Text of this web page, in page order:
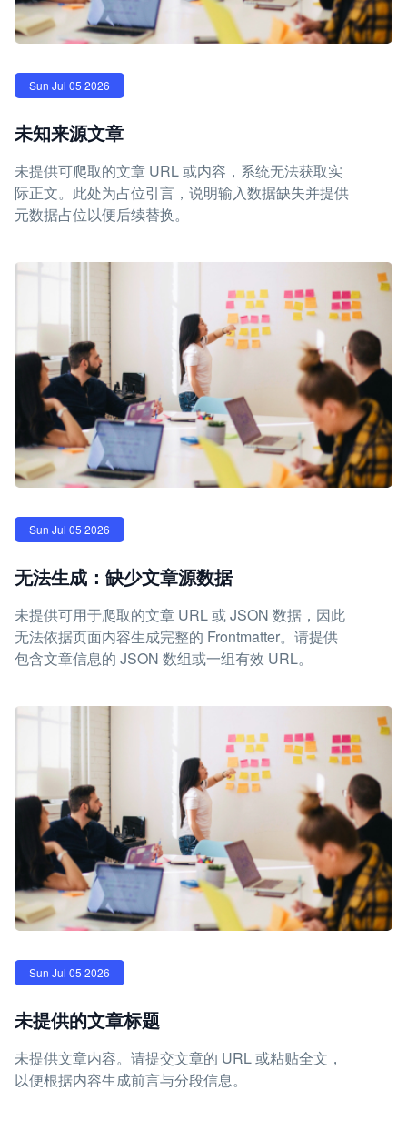
Sun Jul 05 2026
未知来源文章
未提供可爬取的文章 URL 或内容，系统无法获取实
际正文。此处为占位引言，说明输入数据缺失并提供
元数据占位以便后续替换。
Sun Jul 05 2026
无法生成：缺少文章源数据
未提供可用于爬取的文章 URL 或 JSON 数据，因此
无法依据页面内容生成完整的 Frontmatter。请提供
包含文章信息的 JSON 数组或一组有效 URL。
Sun Jul 05 2026
未提供的文章标题
未提供文章内容。请提交文章的 URL 或粘贴全文，
以便根据内容生成前言与分段信息。